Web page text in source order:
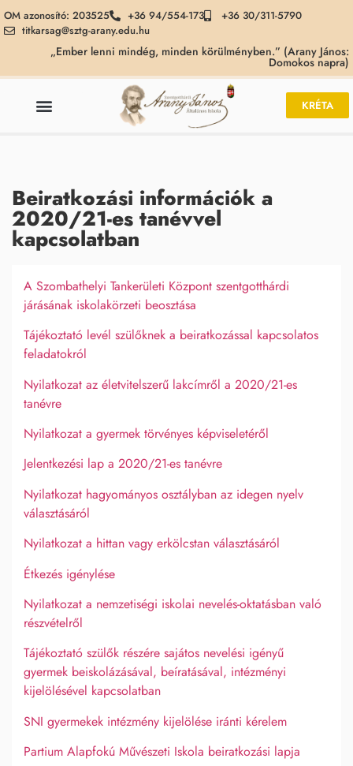
OM azonosító: 203525 +36 94/554-173
+36 30/311-5790
titkarsag@sztg-arany.edu.hu
„Ember lenni mindég, minden körülményben.” (Arany János:
Domokos napra)
KRÉTA
Beiratkozási információk a
2020/21-es tanévvel
kapcsolatban
A Szombathelyi Tankerületi Központ szentgotthárdi
járásának iskolakörzeti beosztása
Tájékoztató levél szülőknek a beiratkozással kapcsolatos
feladatokról
Nyilatkozat az életvitelszerű lakcímről a 2020/21-es
tanévre
Nyilatkozat a gyermek törvényes képviseletéről
Jelentkezési lap a 2020/21-es tanévre
Nyilatkozat hagyományos osztályban az idegen nyelv
választásáról
Nyilatkozat a hittan vagy erkölcstan választásáról
Étkezés igénylése
Nyilatkozat a nemzetiségi iskolai nevelés-oktatásban való
részvételről
Tájékoztató szülők részére sajátos nevelési igényű
gyermek beiskolázásával, beíratásával, intézményi
kijelölésével kapcsolatban
SNI gyermekek intézmény kijelölése iránti kérelem
Partium Alapfokú Művészeti Iskola beiratkozási lapja